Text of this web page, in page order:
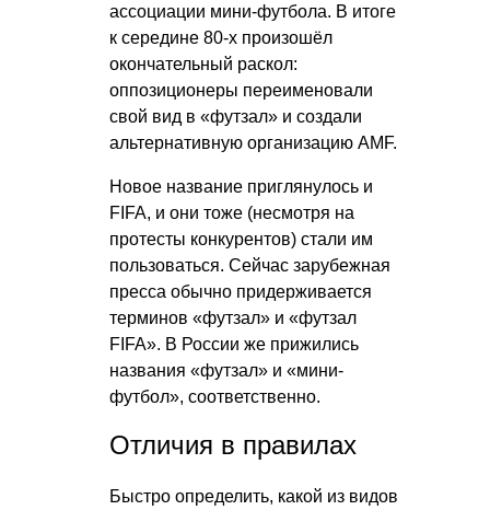
ассоциации мини-футбола. В итоге
к середине 80-х произошёл
окончательный раскол:
оппозиционеры переименовали
свой вид в «футзал» и создали
альтернативную организацию AMF.
Новое название приглянулось и
FIFA, и они тоже (несмотря на
протесты конкурентов) стали им
пользоваться. Сейчас зарубежная
пресса обычно придерживается
терминов «футзал» и «футзал
FIFA». В России же прижились
названия «футзал» и «мини-
футбол», соответственно.
Отличия в правилах
Быстро определить, какой из видов